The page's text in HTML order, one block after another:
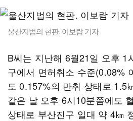
울산지법의 현판. 이보람 기자
B씨는 지난해 6월21일 오후 1
구에서 면허취소 수준(0.08%
도 0.157%의 만취 상태로 1.5
같은 날 오후 6시10분쯤에도
상태로 부산진구 일대 약 4㎞